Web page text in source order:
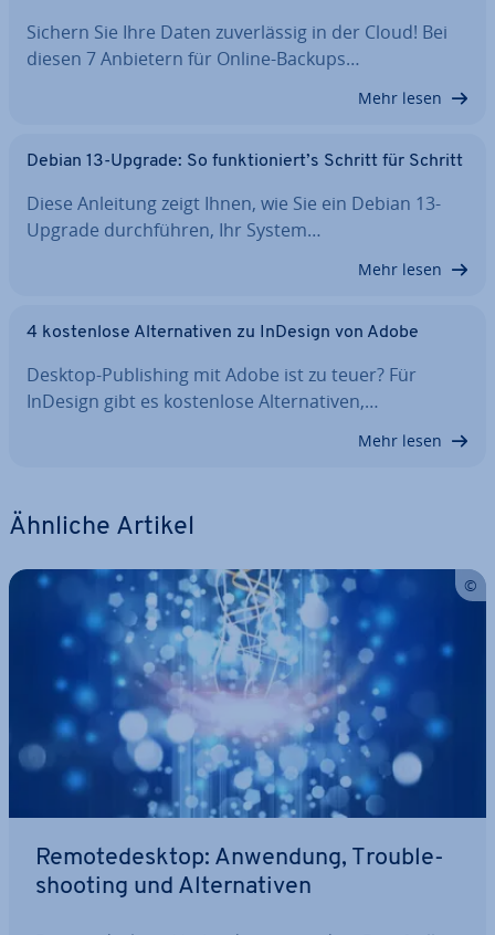
Sichern Sie Ihre Daten zu­ver­läs­sig in der Cloud! Bei
diesen 7 Anbietern für Online-Backups…
Mehr lesen
Debian 13-Upgrade: So funk­tio­niert’s Schritt für Schritt
Diese Anleitung zeigt Ihnen, wie Sie ein Debian 13-
Upgrade durch­füh­ren, Ihr System…
Mehr lesen
4 kos­ten­lo­se Al­ter­na­ti­ven zu InDesign von Adobe
Desktop-Pu­bli­shing mit Adobe ist zu teuer? Für
InDesign gibt es kos­ten­lo­se Al­ter­na­ti­ven,…
Mehr lesen
Ähnliche Artikel
Re­mo­te­de­sk­top: Anwendung, Trou­ble­
shoo­ting und Al­ter­na­ti­ven